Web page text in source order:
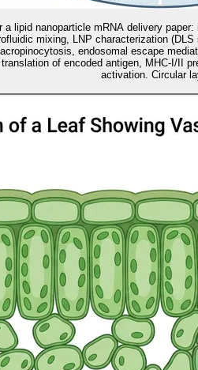
a lipid nanoparticle mRNA delivery
mixing, LNP characterization
endosomal escape
of encoded antigen, MHC-I/II
activation. Circular